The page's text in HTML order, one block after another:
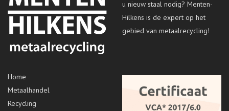
u nieuw staal nodig? Menten-
Hilkens is de expert op het
gebied van metaalrecycling!
Home
Metaalhandel
Recycling